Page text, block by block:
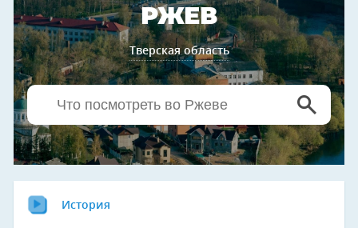
РЖЕВ
Тверская область
История